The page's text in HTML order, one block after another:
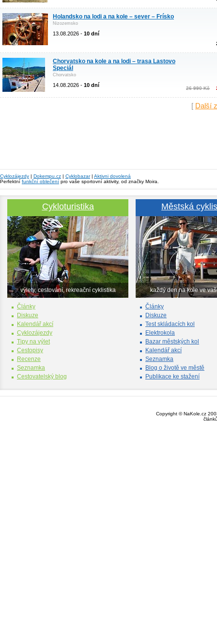
Holandsko na lodi a na kole – sever – Frísko
Nizozemsko
13.08.2026 - 10 dní
Chorvatsko na kole a na lodi – trasa Lastovo
Speciál
Chorvatsko
14.08.2026 - 10 dní
26 990 Kč
[ Další
Cyklozájezdy | Dokempu.cz | Cyklobazar| Aktivni dovolená
Perfektní funkční oblečení pro vaše sportovní aktivity, od značky Moira.
Cykloturistika
výlety, cestování, rekreační cyklistika
Články
Diskuze
Kalendář akcí
Cyklozájezdy
Tipy na výlet
Cestopisy
Recenze
Seznamka
Cestovatelský blog
Městská
každý den na kole ve
Články
Diskuze
Test skládacích kol
Elektrokola
Bazar městských kol
Kalendář akcí
Seznamka
Blog o životě ve městě
Publikace ke stažení
Copyright © NaKole.cz